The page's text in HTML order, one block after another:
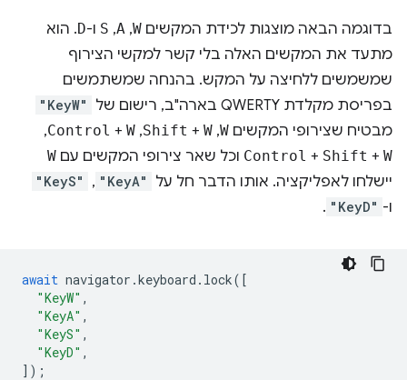
בדוגמה הבאה מוצגות לכידת המקשים W
,‏
A
,‏
S ו-D. הוא
מתעד את המקשים האלה בלי קשר למקשי הצירוף
שמשמשים ללחיצה על המקש. בהנחה שמשתמשים
בפריסת מקלדת QWERTY בארה"ב, רישום של
"KeyW"
מבטיח שצירופי המקשים W
,‏
Shift + W
,‏
Control + W
,‏
Control + Shift + W וכל שאר צירופי המקשים עם W
יישלחו לאפליקציה. אותו הדבר חל על "KeyA"
,‏
"KeyS"
ו- "KeyD"
.
await navigator .keyboard . lock([
"KeyW" ,
"KeyA" ,
"KeyS" ,
"KeyD" ,
]);